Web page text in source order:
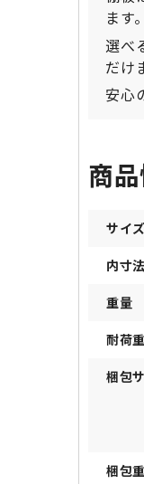
ます。
選べ
だけ
安心
商
サイズ
内寸法
重量
耐荷重
梱包
梱包